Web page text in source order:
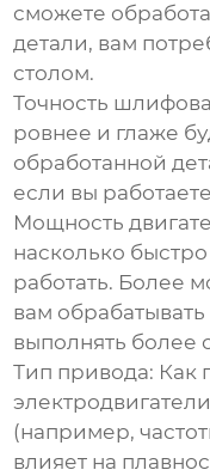
сможете
детали, вам
столом.
Точность
ровнее и глаже
обработанной
если вы
Мощность
насколько
работать. Более
вам
выполнять более
Тип привода: Как
(например,
влияет на